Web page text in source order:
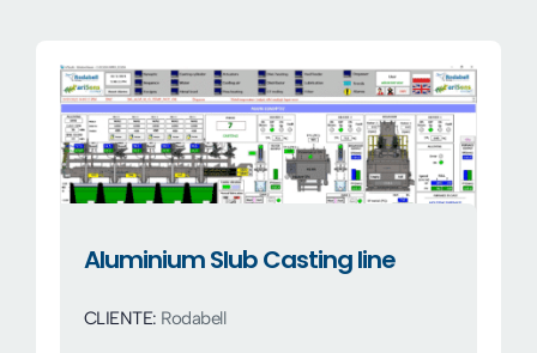
Sectors
News
EN
Aluminium Slub Casting line
CLIENTE: Rodabell